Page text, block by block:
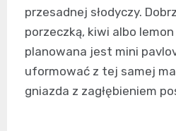
przesadnej słodyczy.
porzeczką, kiwi albo
planowana jest mini
uformować z tej samej
gniazda z zagłębieniem